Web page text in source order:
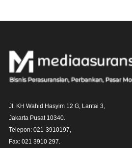
Jl. KH Wahid Hasyim 12 G, Lantai 3,
Jakarta Pusat 10340.
Telepon: 021-3910197,
Fax: 021 3910 297.